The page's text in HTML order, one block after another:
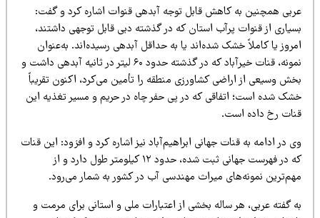
همچنین به کاهش قابل توجه آبدهی قنوات اشاره کرد و گفت:
از قنوات پرآب استان که در گذشته دبی قابل توجهی داشتند،
یا کاملاً خشک شده‌اند یا به حداقل آبدهی رسیده‌اند. به‌عنوان
نمونه، قنات خیرآباد که در گذشته حدود ۶۰ لیتر در ثانیه آبدهی داشت و
وسیعی از اراضی کشاورزی منطقه را تأمین می‌کرد، اکنون تقریباً
شده است؛ اتفاقی که در پی حفر چاه در حریم و مسیر تغذیه این
رخ داده است.
در ادامه به قنات جهانی ابراهیم‌آباد نیز اشاره کرد و افزود: این قنات
که در فهرست جهانی ثبت شده، حدود ۱۲ کیلومتر طول دارد و از
نمونه‌های میراث مهندسی آب در کشور به شمار می‌رود.
گفته عربی، هر ساله بخشی از اعتبارات ملی و استانی برای مرمت و